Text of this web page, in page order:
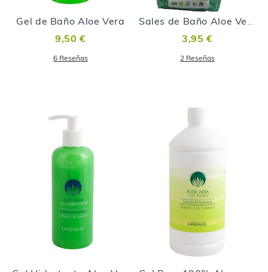
Gel de Baño Aloe Vera
9,50 €
6 Reseñas
Sales de Baño Aloe Vera
3,95 €
2 Reseñas